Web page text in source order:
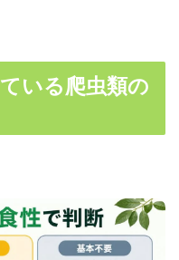
いる爬虫類の